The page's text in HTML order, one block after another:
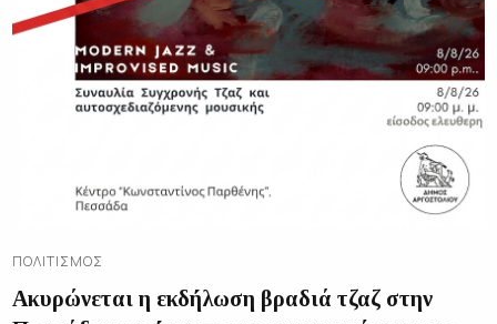
ΠΟΛΙΤΙΣΜΌΣ
Ακυρώνεται η εκδήλωση βραδιά τζαζ στην